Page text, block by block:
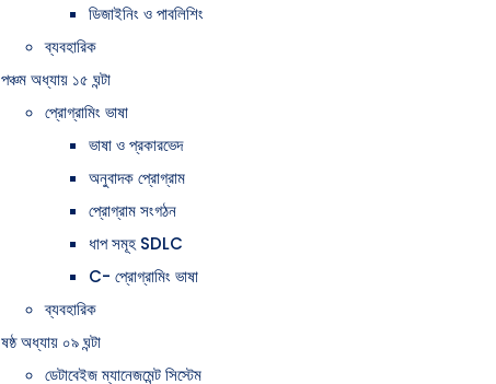
ডিজাইনিং ও পাবলিশিং
ব্যবহারিক
পঞ্চম অধ্যায় ১৫ ঘন্টা
প্রোগ্রামিং ভাষা
ভাষা ও প্রকারভেদ
অনুবাদক প্রোগ্রাম
প্রোগ্রাম সংগঠন
ধাপ সমূহ SDLC
C- প্রোগ্রামিং ভাষা
ব্যবহারিক
ষষ্ঠ অধ্যায় ০৯ ঘন্টা
ডেটাবেইজ ম্যানেজমেন্ট সিস্টেম